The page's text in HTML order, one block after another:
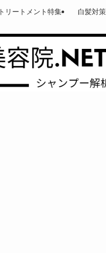
リートメント特集 白髪対策